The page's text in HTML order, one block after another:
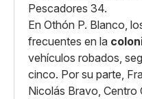
Pescadores 34.
En Othón P. Blanco,
frecuentes en la
vehículos robados,
cinco. Por su parte,
Nicolás Bravo, Centro